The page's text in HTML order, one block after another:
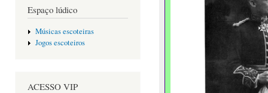
Espaço lúdico
Músicas escoteiras
Jogos escoteiros
ACESSO VIP